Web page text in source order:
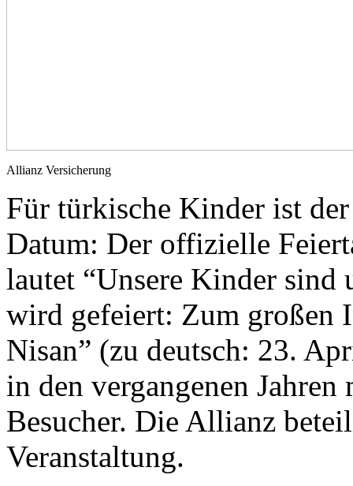
Allianz Versicherung
Für türkische Kinder ist
Datum: Der offizielle
lautet “Unsere Kinder
wird gefeiert: Zum großen
Nisan” (zu deutsch: 23.
in den vergangenen Jahren
Besucher. Die Allianz
Veranstaltung.